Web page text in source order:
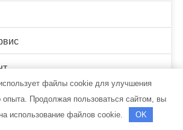
автосервис
файлы cookie для улучшения
опыта. Продолжая пользоваться сайтом, вы
использование файлов cookie.
OK